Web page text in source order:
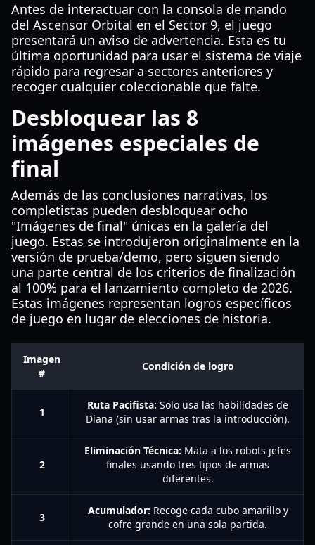
Antes de interactuar con la consola de mando
del Ascensor Orbital en el Sector 9, el juego
presentará un aviso de advertencia. Esta es tu
última oportunidad para usar el sistema de viaje
rápido para regresar a sectores anteriores y
recoger cualquier coleccionable que falte.
Desbloquear las 8
imágenes especiales de
final
Además de las conclusiones narrativas, los
completistas pueden desbloquear ocho
"Imágenes de final" únicas en la galería del
juego. Estas se introdujeron originalmente en la
versión de prueba/demo, pero siguen siendo
una parte central de los criterios de finalización
al 100% para el lanzamiento completo de 2026.
Estas imágenes representan logros específicos
de juego en lugar de elecciones de historia.
Imagen
#
Condición de logro
1
Ruta Pacifista: Solo usa las habilidades de
Diana (sin usar armas tras la introducción).
2
Eliminación Técnica: Mata a los robots jefes
finales usando tres tipos de armas
diferentes.
3
Acumulador: Recoge cada cubo amarillo y
cofre grande en una sola partida.